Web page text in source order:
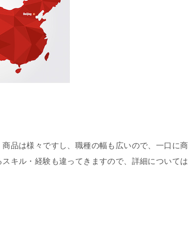
品は様々ですし、職種の幅も広いので、一口に
キル・経験も違ってきますので、詳細について